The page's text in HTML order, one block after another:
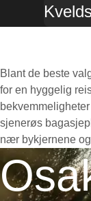
Blant de beste
for en hyggelig
sjenerøs
nær bykjernene